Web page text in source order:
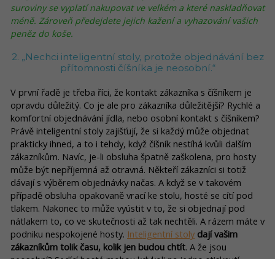
suroviny se vyplatí nakupovat ve velkém a které naskladňovat
méně. Zároveň předejdete jejich kažení a vyhazování vašich
peněz do koše.
2. „Nechci inteligentní stoly, protože objednávání bez
přítomnosti číšníka je neosobní.“
V první řadě je třeba říci, že kontakt zákazníka s číšníkem je
opravdu důležitý. Co je ale pro zákazníka důležitější? Rychlé a
komfortní objednávání jídla, nebo osobní kontakt s číšníkem?
Právě inteligentní stoly zajišťují, že si každý může objednat
prakticky ihned, a to i tehdy, když číšník nestíhá kvůli dalším
zákazníkům. Navíc, je-li obsluha špatně zaškolena, pro hosty
může být nepříjemná až otravná. Někteří zákazníci si totiž
dávají s výběrem objednávky načas. A když se v takovém
případě obsluha opakovaně vrací ke stolu, hosté se cítí pod
tlakem. Nakonec to může vyústit v to, že si objednají pod
nátlakem to, co ve skutečnosti až tak nechtěli. A rázem máte v
podniku nespokojené hosty. Inteligentní stoly dají vašim
zákazníkům tolik času, kolik jen budou chtít. A že jsou